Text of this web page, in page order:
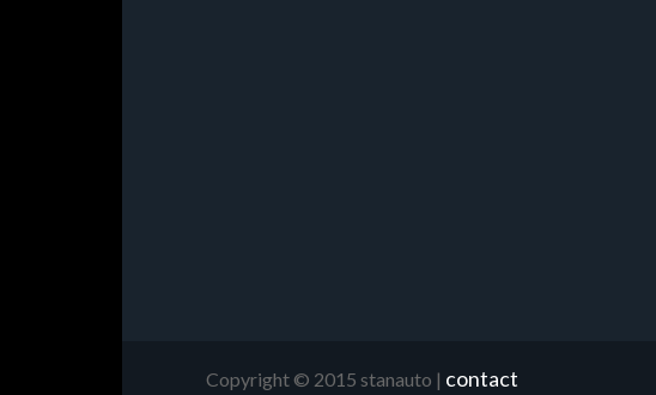
Copyright © 2015 stanauto | contact